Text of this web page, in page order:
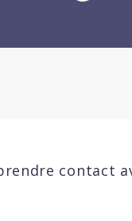
contact